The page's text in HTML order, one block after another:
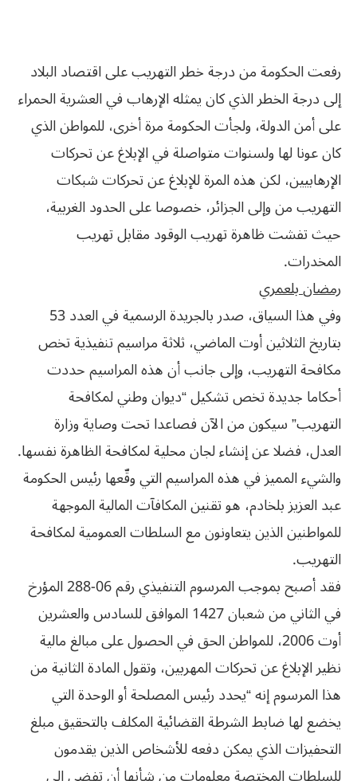
رفعت الحكومة من درجة خطر التهريب على اقتصاد البلاد
إلى درجة الخطر الذي كان يمثله الإرهاب في العشرية الحمراء
على أمن الدولة، ولجأت الحكومة مرة أخرى، للمواطن الذي
كان عونا لها ولسنوات متواصلة في الإبلاغ عن تحركات
‬المخدرات‮.‬
رمضان‮ ‬بلعمري
وفي هذا السياق، صدر بالجريدة الرسمية في العدد 53
بتاريخ الثلاثين أوت الماضي، ثلاثة مراسيم تنفيذية تخص
مكافحة التهريب، وإلى جانب أن هذه المراسيم حددت
أحكاما جديدة تخص تشكيل “ديوان وطني لمكافحة
التهريب” سيكون من الآن فصاعدا تحت وصاية وزارة
العدل، فضلا عن إنشاء‮ ‬لجان‮ ‬محلية‮ ‬لمكافحة‮ ‬الظاهرة‮ ‬نفسها‮.‬
‬التهريب‮.‬
فقد أصبح بموجب المرسوم التنفيذي رقم 06-288 المؤرخ
في الثاني من شعبان 1427 الموافق للسادس والعشرين
أوت 2006، للمواطن الحق في الحصول على مبالغ مالية
نظير الإبلاغ عن تحركات المهربين، وتقول المادة الثانية من
هذا المرسوم إنه “يحدد رئيس المصلحة أو الوحدة التي